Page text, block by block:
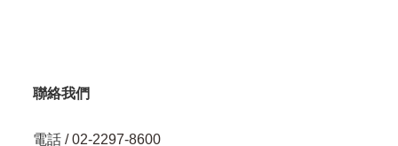
聯絡我們
電話 / 02-2297-8600